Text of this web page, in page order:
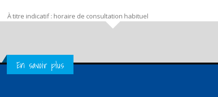
À titre indicatif : horaire de consultation habituel
Get in Touch
En savoir plus